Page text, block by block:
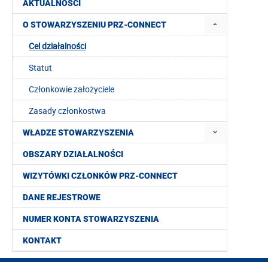
AKTUALNOŚCI
O STOWARZYSZENIU PRZ-CONNECT
Cel działalności
Statut
Członkowie założyciele
Zasady członkostwa
WŁADZE STOWARZYSZENIA
OBSZARY DZIAŁALNOŚCI
WIZYTÓWKI CZŁONKÓW PRZ-CONNECT
DANE REJESTROWE
NUMER KONTA STOWARZYSZENIA
KONTAKT